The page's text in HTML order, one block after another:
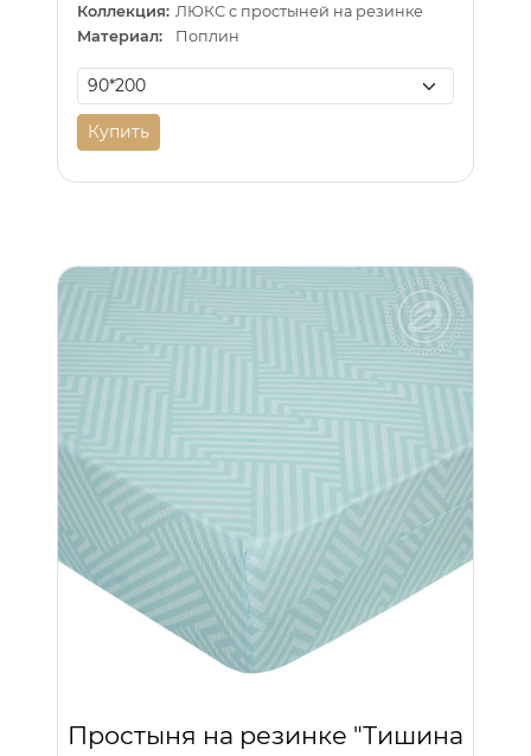
Коллекция: ЛЮКС с простыней на резинке
Материал:
Поплин
Купить
Простыня на резинке "Тишина